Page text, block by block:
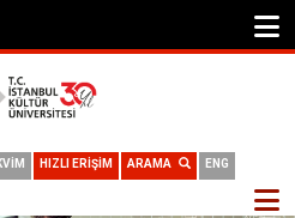
ENG
ARAMA
HIZLI ERİŞİM